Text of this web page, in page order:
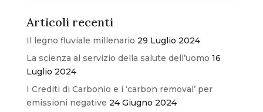
Articoli recenti
Il legno fluviale millenario 29 Luglio 2024
La scienza al servizio della salute dell’uomo 16
Luglio 2024
I Crediti di Carbonio e i ‘carbon removal’ per
emissioni negative 24 Giugno 2024